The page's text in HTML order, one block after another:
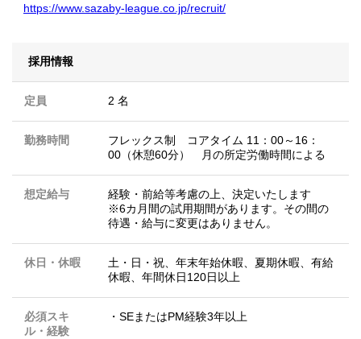
https://www.sazaby-league.co.jp/recruit/
採用情報
定員 2 名
勤務時間
フレックス制 コアタイム 11：00～16：
00（休憩60分） 月の所定労働時間による
想定給与
経験・前給等考慮の上、決定いたします
※6カ月間の試用期間があります。その間の
待遇・給与に変更はありません。
休日・休暇
土・日・祝、年末年始休暇、夏期休暇、有給
休暇、年間休日120日以上
必須スキ
ル・経験
・SEまたはPM経験3年以上